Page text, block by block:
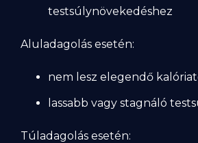
testsúlynövekedéshez
Aluladagolás esetén:
nem lesz elegendő
lassabb vagy stagnáló
Túladagolás esetén: